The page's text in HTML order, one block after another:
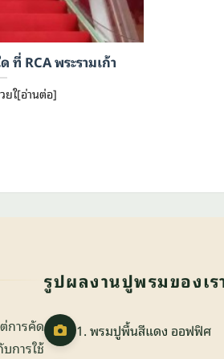
RCA พระรามเก้า
ยใ[อ่านต่อ]
การคัด
การใช้
รูปผลงานปูพรมของเร
1. พรมปูพื้นสีแดง ออฟฟิศ